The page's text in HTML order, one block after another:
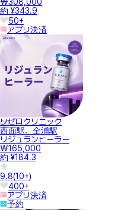
₩308,000
約 ¥343.9
50+
アプリ決済
リゼロクリニック
西面駅、全浦駅
リジュランヒーラー
₩165,000
約 ¥184.3
9.8(10+)
400+
アプリ決済
予約